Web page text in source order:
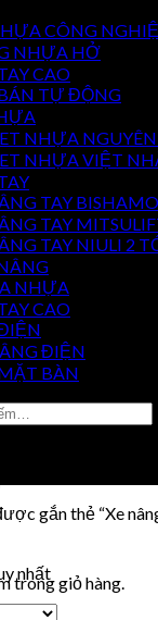
trong giỏ hàng.
CÔNG
NHỰA HỞ
CAO
TỰ ĐỘNG
NHỰA
NHỰA VIỆT
TAY
TAY
TAY NIULI 2
NHỰA
CAO
ĐIỆN
BÀN
gắn thẻ “Xe
nhất